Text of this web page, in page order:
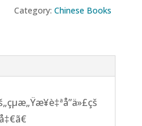
迹
Category:Chinese Books